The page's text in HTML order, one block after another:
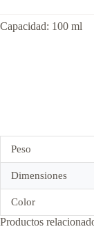
Capacidad: 100 ml
Peso
Dimensiones
Color
Productos